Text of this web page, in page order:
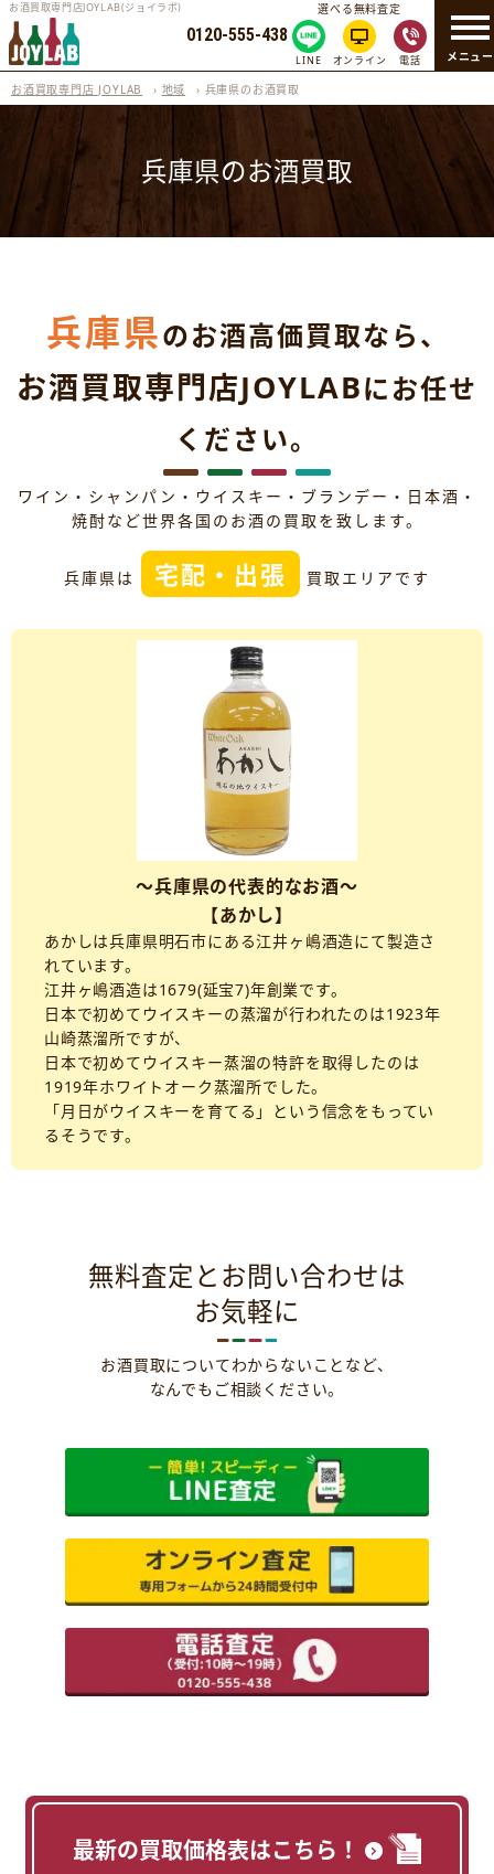
メニュー
お酒買取専門店JOYLAB(ジョイラボ)
0120-555-438
選べる無料査定
LINE オンライン 電話
お酒買取専門店 JOYLAB › 地域 › 兵庫県のお酒買取
兵庫県のお酒買取
兵庫県のお酒高価買取なら、
お酒買取専門店JOYLABにお任せ
ください。
ワイン・シャンパン・ウイスキー・ブランデー・日本酒・
焼酎など世界各国のお酒の買取を致します。
兵庫県は 宅配・出張 買取エリアです
～兵庫県の代表的なお酒～
【あかし】
あかしは兵庫県明石市にある江井ヶ嶋酒造にて製造さ
れています。
江井ヶ嶋酒造は1679(延宝7)年創業です。
日本で初めてウイスキーの蒸溜が行われたのは1923年
山崎蒸溜所ですが、
日本で初めてウイスキー蒸溜の特許を取得したのは
1919年ホワイトオーク蒸溜所でした。
「月日がウイスキーを育てる」という信念をもってい
るそうです。
無料査定とお問い合わせは
お気軽に
お酒買取についてわからないことなど、
なんでもご相談ください。
最新の買取価格表はこちら！